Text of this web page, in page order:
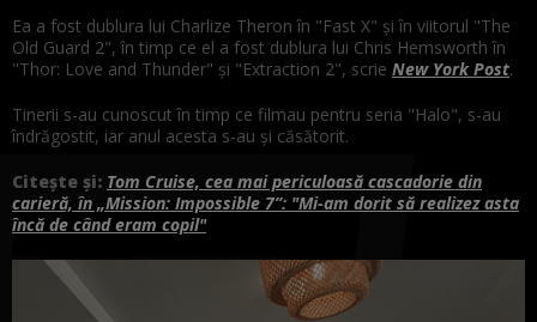
Ea a fost dublura lui Charlize Theron în "Fast X" și în viitorul "The
Old Guard 2", în timp ce el a fost dublura lui Chris Hemsworth în
"Thor: Love and Thunder" și "Extraction 2", scrie New York Post.
Tinerii s-au cunoscut în timp ce filmau pentru seria "Halo", s-au
îndrăgostit, iar anul acesta s-au și căsătorit.
Citește și: Tom Cruise, cea mai periculoasă cascadorie din
carieră, în „Mission: Impossible 7”: "Mi-am dorit să realizez asta
încă de când eram copil"